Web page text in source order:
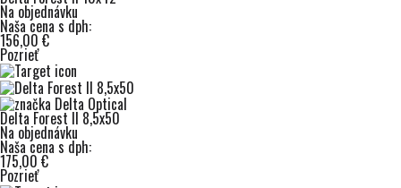
Na objednávku
Naša cena s dph:
156,00 €
Pozrieť
Delta Forest II 8,5x50
Na objednávku
Naša cena s dph:
175,00 €
Pozrieť